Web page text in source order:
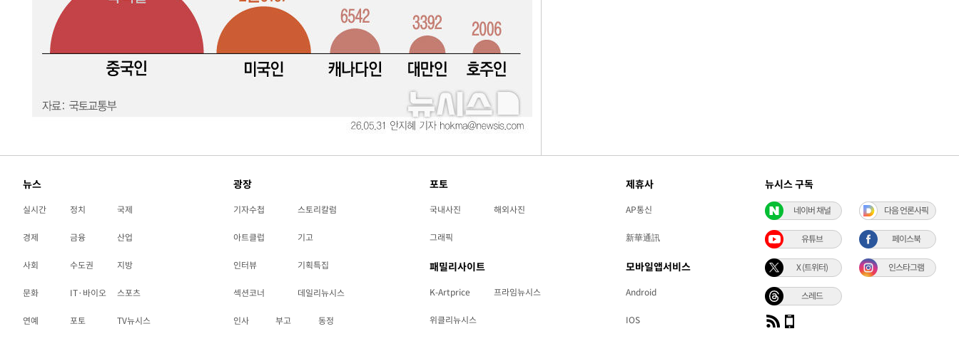
뉴스
실시간 정치 국제
경제 금융 산업
사회 수도권 지방
문화 IT·바이오 스포츠
연예 포토 TV뉴시스
광장
기자수첩 스토리칼럼
아트클럽 기고
인터뷰 기획특집
섹션코너 데일리뉴시스
인사 부고 동정
포토
국내사진 해외사진
그래픽
패밀리사이트
K-Artprice 프라임뉴시스
위클리뉴시스
제휴사
AP통신
新華通訊
모바일앱서비스
Android
IOS
뉴시스 구독
네이버 채널 다음 언론사픽
유튜브 페이스북
X (트위터) 인스타그램
스레드